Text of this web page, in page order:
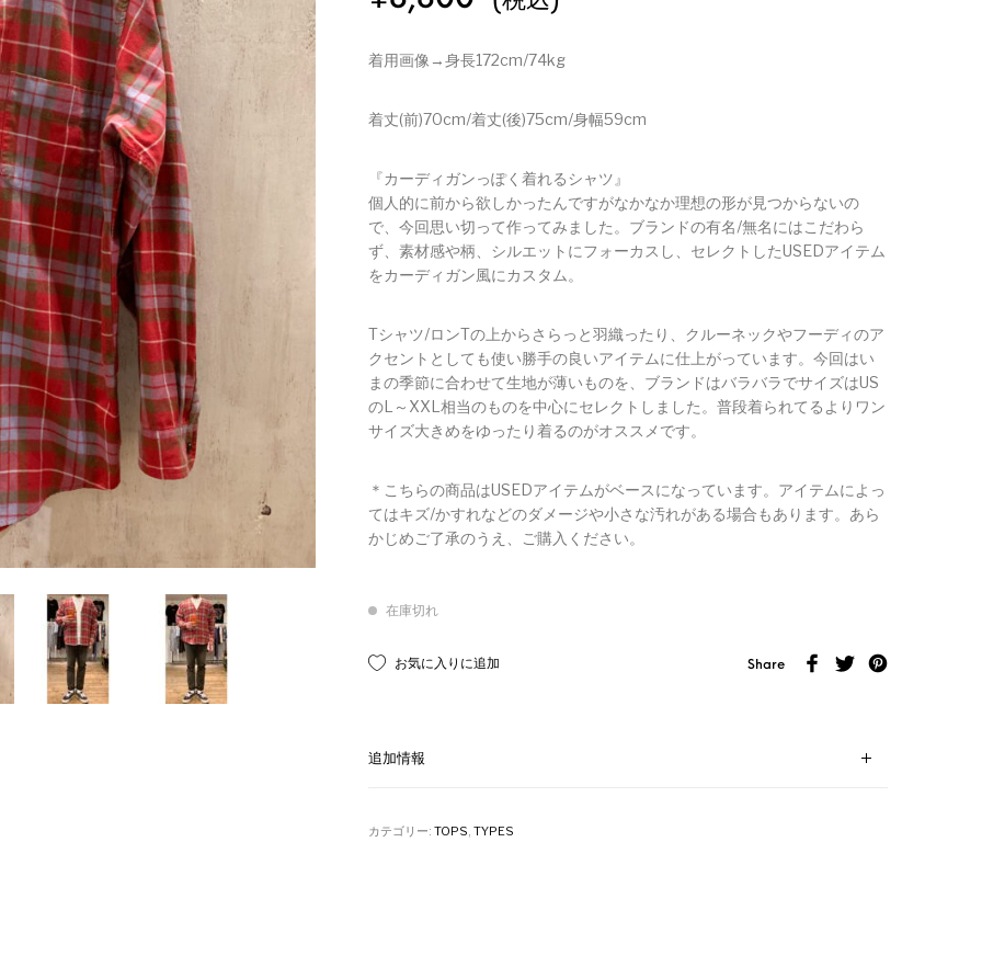
着用画像→身長172cm/74kg
着丈(前)70cm/着丈(後)75cm/身幅59cm
『カーディガンっぽく着れるシャツ』
個人的に前から欲しかったんですがなかなか理想の形が見つからないの
で、今回思い切って作ってみました。ブランドの有名/無名にはこだわら
ず、素材感や柄、シルエットにフォーカスし、セレクトしたUSEDアイテム
をカーディガン風にカスタム。
Tシャツ/ロンTの上からさらっと羽織ったり、クルーネックやフーディのア
クセントとしても使い勝手の良いアイテムに仕上がっています。今回はい
まの季節に合わせて生地が薄いものを、ブランドはバラバラでサイズはUS
のL～XXL相当のものを中心にセレクトしました。普段着られてるよりワン
サイズ大きめをゆったり着るのがオススメです。
＊こちらの商品はUSEDアイテムがベースになっています。アイテムによっ
てはキズ/かすれなどのダメージや小さな汚れがある場合もあります。あら
かじめご了承のうえ、ご購入ください。
在庫切れ
Share
お気に入りに追加
追加情報
カテゴリー: TOPS, TYPES